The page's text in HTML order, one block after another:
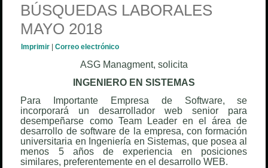
BÚSQUEDAS LABORALES
MAYO 2018
Imprimir |Correo electrónico
ASG Managment, solicita
INGENIERO EN SISTEMAS
Para Importante Empresa de Software, se
incorporará un desarrollador web senior para
desempeñarse como Team Leader en el área de
desarrollo de software de la empresa, con formación
universitaria en Ingeniería en Sistemas, que posea al
menos 5 años de experiencia en posiciones
similares, preferentemente en el desarrollo WEB.